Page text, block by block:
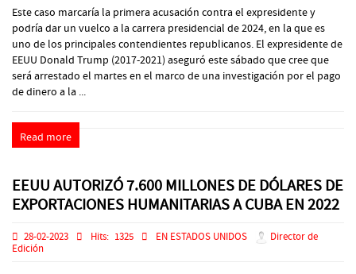
Este caso marcaría la primera acusación contra el expresidente y
podría dar un vuelco a la carrera presidencial de 2024, en la que es
uno de los principales contendientes republicanos. El expresidente de
EEUU Donald Trump (2017-2021) aseguró este sábado que cree que
será arrestado el martes en el marco de una investigación por el pago
de dinero a la ...
Read more
EEUU AUTORIZÓ 7.600 MILLONES DE DÓLARES DE
EXPORTACIONES HUMANITARIAS A CUBA EN 2022
28-02-2023 Hits: 1325 EN ESTADOS UNIDOS
Director de
Edición